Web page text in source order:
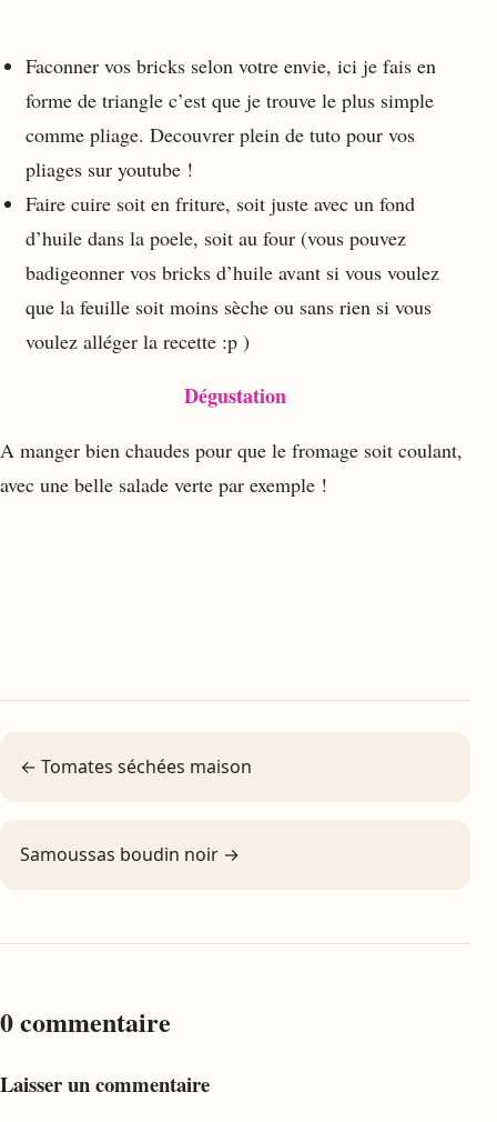
Faconner vos bricks selon votre envie, ici je fais en
forme de triangle c’est que je trouve le plus simple
comme pliage. Decouvrer plein de tuto pour vos
pliages sur youtube !
Faire cuire soit en friture, soit juste avec un fond
d’huile dans la poele, soit au four (vous pouvez
badigeonner vos bricks d’huile avant si vous voulez
que la feuille soit moins sèche ou sans rien si vous
voulez alléger la recette :p )
Dégustation
A manger bien chaudes pour que le fromage soit coulant,
avec une belle salade verte par exemple !
← Tomates séchées maison
Samoussas boudin noir →
0 commentaire
Laisser un commentaire